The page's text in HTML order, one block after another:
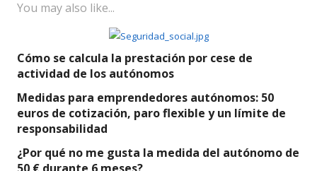
You may also like...
Cómo se calcula la prestación por cese de
actividad de los autónomos
Medidas para emprendedores autónomos: 50
euros de cotización, paro flexible y un límite de
responsabilidad
¿Por qué no me gusta la medida del autónomo de